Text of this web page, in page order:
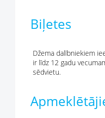
Biļetes
Džema dalībniekiem
ir līdz 12 gadu
sēdvietu.